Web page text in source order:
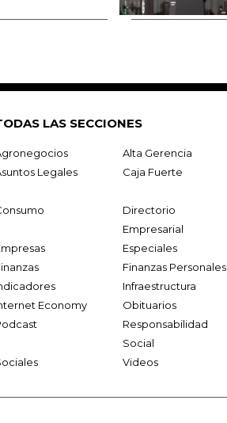
LAS SECCIONES
Alta Gerencia
Legales
Caja Fuerte
Directorio
Empresarial
Especiales
Finanzas Personales
Infraestructura
Economy
Obituarios
Responsabilidad
Social
Videos